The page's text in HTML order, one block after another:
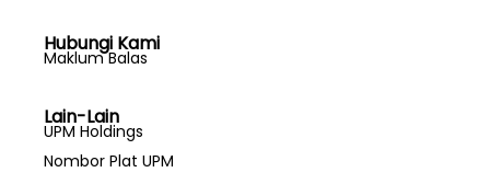
Hubungi Kami
Maklum Balas
Lain-Lain
UPM Holdings
Nombor Plat UPM